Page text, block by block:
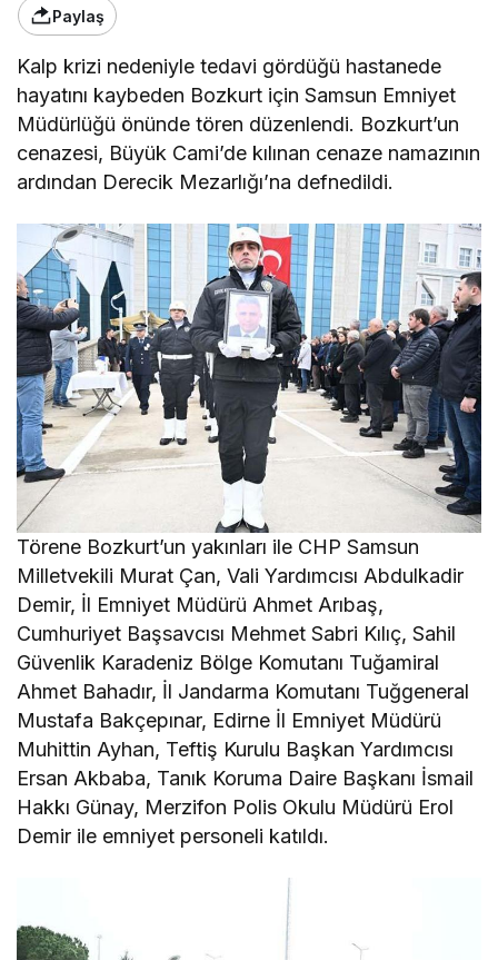
Paylaş
Kalp krizi nedeniyle tedavi gördüğü hastanede
hayatını kaybeden Bozkurt için Samsun Emniyet
Müdürlüğü önünde tören düzenlendi. Bozkurt’un
cenazesi, Büyük Cami’de kılınan cenaze namazının
ardından Derecik Mezarlığı’na defnedildi.
Törene Bozkurt’un yakınları ile CHP Samsun
Milletvekili Murat Çan, Vali Yardımcısı Abdulkadir
Demir, İl Emniyet Müdürü Ahmet Arıbaş,
Cumhuriyet Başsavcısı Mehmet Sabri Kılıç, Sahil
Güvenlik Karadeniz Bölge Komutanı Tuğamiral
Ahmet Bahadır, İl Jandarma Komutanı Tuğgeneral
Mustafa Bakçepınar, Edirne İl Emniyet Müdürü
Muhittin Ayhan, Teftiş Kurulu Başkan Yardımcısı
Ersan Akbaba, Tanık Koruma Daire Başkanı İsmail
Hakkı Günay, Merzifon Polis Okulu Müdürü Erol
Demir ile emniyet personeli katıldı.